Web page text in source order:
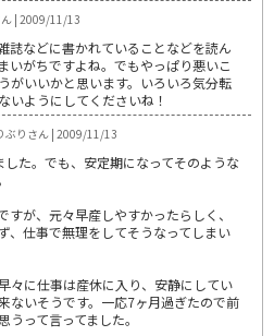
ん | 2009/11/13
誌などに書かれていることなどを読ん
いがちですよね。でもやっぱり悪いこ
がいいかと思います。いろいろ気分転
いようにしてくださいね！
ぶりさん | 2009/11/13
た。でも、安定期になってそのような
すが、元々早産しやすかったらしく、
、仕事で無理をしてそうなってしまい
々に仕事は産休に入り、安静にしてい
ないそうです。一応7ヶ月過ぎたので前
って言ってました。